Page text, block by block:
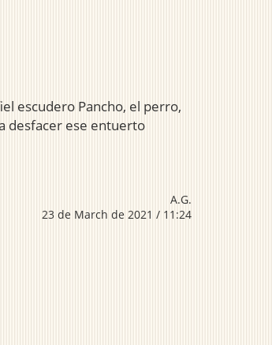
escudero Pancho, el perro,
desfacer ese entuerto
A.G.
23 de March de 2021 / 11:24